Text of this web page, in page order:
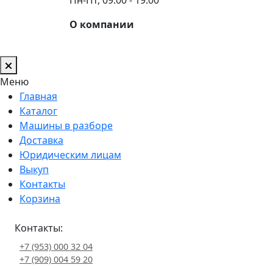
О компании
Меню
Главная
Каталог
Машины в разборе
Доставка
Юридическим лицам
Выкуп
Контакты
Корзина
Контакты:
+7 (953) 000 32 04
+7 (909) 004 59 20